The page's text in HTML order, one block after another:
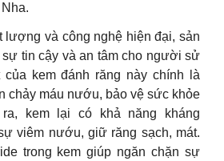
lượng và công nghệ hiện đại, sản
sự tin cậy và an tâm cho người sử
kem đánh răng này chính là
chảy máu nướu, bảo vệ sức khỏe
kem lại có khả năng kháng
viêm nướu, giữ răng sạch, mát.
trong kem giúp ngăn chặn sự